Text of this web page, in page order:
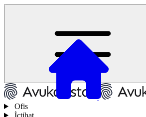
Ofis
İçtihat